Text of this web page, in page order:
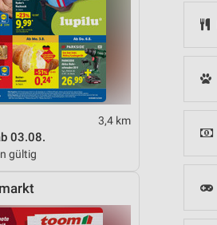
3,4 km
03.08.
gültig